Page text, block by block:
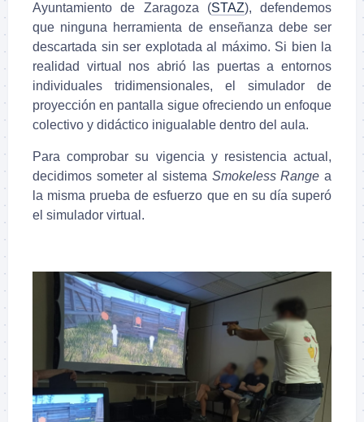
Ayuntamiento de Zaragoza (STAZ), defendemos
que ninguna herramienta de enseñanza debe ser
descartada sin ser explotada al máximo. Si bien la
realidad virtual nos abrió las puertas a entornos
individuales tridimensionales, el simulador de
proyección en pantalla sigue ofreciendo un enfoque
colectivo y didáctico inigualable dentro del aula.
Para comprobar su vigencia y resistencia actual,
decidimos someter al sistema Smokeless Range a
la misma prueba de esfuerzo que en su día superó
el simulador virtual.